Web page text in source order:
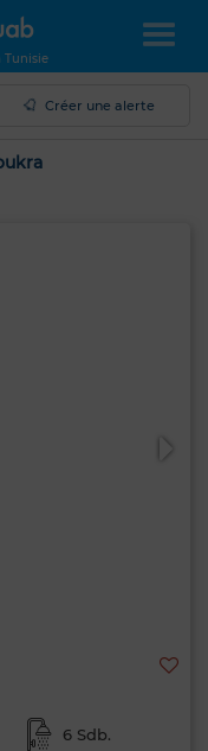
Tunisie
Créer une alerte
6 Sdb.